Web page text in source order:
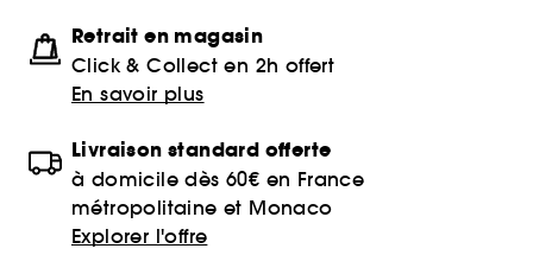
Retrait en magasin
Click & Collect en 2h offert
En savoir plus
Livraison standard offerte
à domicile dès 60€ en France
métropolitaine et Monaco
Explorer l'offre